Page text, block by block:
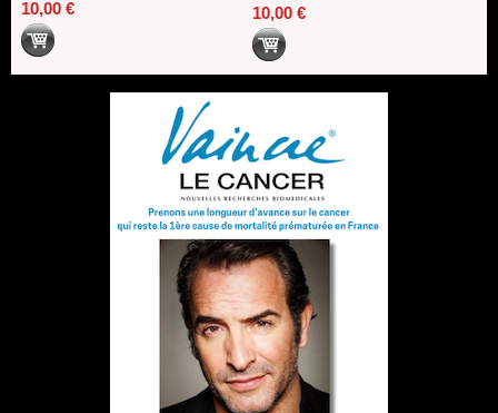
10,00 € 10,00 €